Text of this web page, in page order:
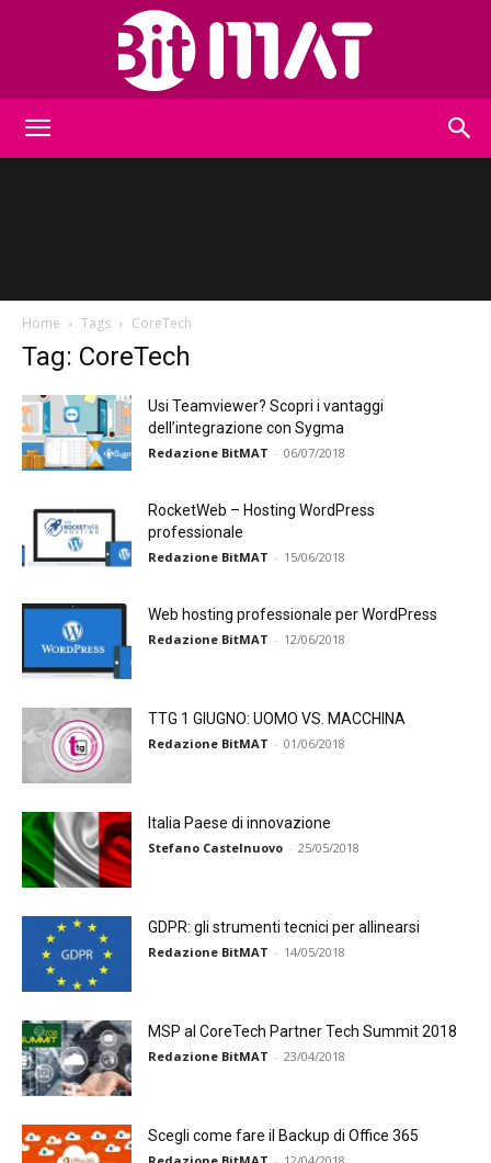
Home Tags CoreTech
Tag: CoreTech
Usi Teamviewer? Scopri i vantaggi
dell’integrazione con Sygma
Redazione BitMAT - 06/07/2018
RocketWeb – Hosting WordPress
professionale
Redazione BitMAT - 15/06/2018
Web hosting professionale per WordPress
Redazione BitMAT - 12/06/2018
TTG 1 GIUGNO: UOMO VS. MACCHINA
Redazione BitMAT - 01/06/2018
Italia Paese di innovazione
Stefano Castelnuovo - 25/05/2018
GDPR: gli strumenti tecnici per allinearsi
Redazione BitMAT - 14/05/2018
MSP al CoreTech Partner Tech Summit 2018
Redazione BitMAT - 23/04/2018
Scegli come fare il Backup di Office 365